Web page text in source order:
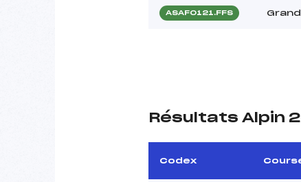
ASAF0121.FFS Grand
Résultats Alpin
Codex